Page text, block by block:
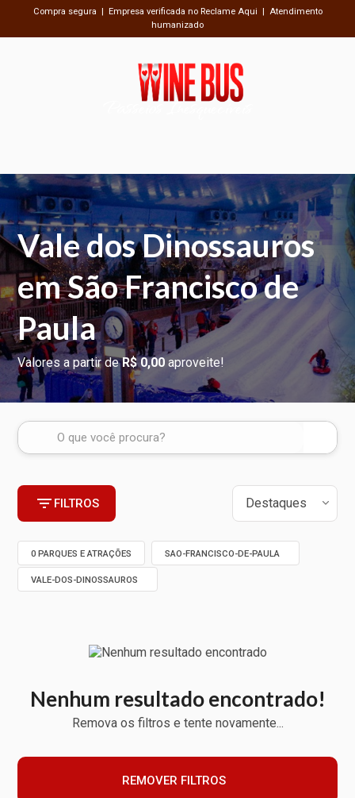
Compra segura | Empresa verificada no Reclame Aqui | Atendimento
humanizado
Passeios Inesquecíveis
Vale dos Dinossauros
em São Francisco de
Paula
Valores a partir deR$ 0,00 aproveite!
FILTROS
0 PARQUES E ATRAÇÕES SAO-FRANCISCO-DE-PAULA
VALE-DOS-DINOSSAUROS
Nenhum resultado encontrado!
Remova os filtros e tente novamente...
REMOVER FILTROS